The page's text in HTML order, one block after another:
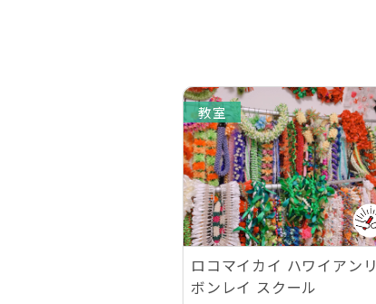
教室
ロコマイカイ ハワイアンリ
ボンレイ スクール